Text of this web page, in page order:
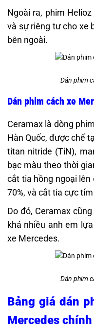
Ngoài ra, phim
và sự riêng tư cho xe
bên ngoài.
Dán phim
Dán phim cách xe
Ceramax là dòng
Hàn Quốc, được chế
titan nitride (TiN),
bạc màu theo thời
cắt tia hồng ngoại lên
70%, và cắt tia cực
Do đó, Ceramax
khá nhiều anh em
xe Mercedes.
Dán phim
Bảng giá dán
Mercedes